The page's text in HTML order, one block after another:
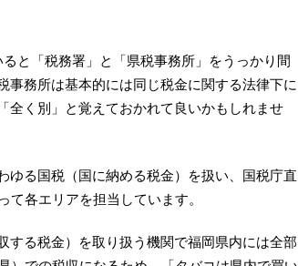
と「税務署」と「県税事務所」をうっかり間
務所は基本的には同じ税金に関する法律下に
全く別」と覚えておかれて良いかもしれませ
ゆる国税（国に納める税金）を扱い、国税庁直
各エリアを担当しています。
する税金）を取り扱う機関で福岡県内には全部